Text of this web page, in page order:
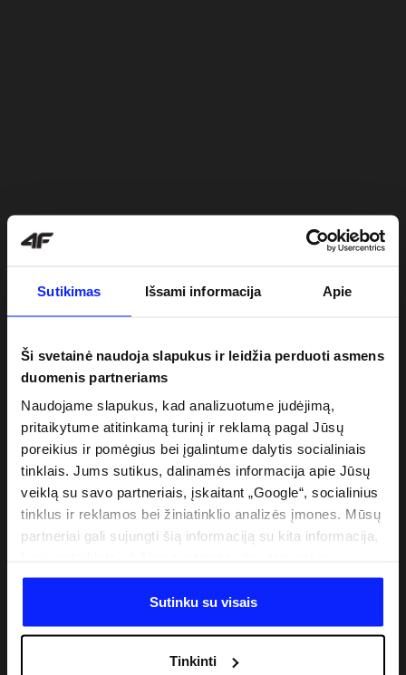
Sutikimas Išsami informacija Apie
Ši svetainė naudoja slapukus ir leidžia perduoti asmens
duomenis partneriams
Naudojame slapukus, kad analizuotume judėjimą,
pritaikytume atitinkamą turinį ir reklamą pagal Jūsų
poreikius ir pomėgius bei įgalintume dalytis socialiniais
tinklais. Jums sutikus, dalinamės informacija apie Jūsų
veiklą su savo partneriais, įskaitant „Google“, socialinius
tinklus ir reklamos bei žiniatinklio analizės įmones. Mūsų
partneriai gali sujungti šią informaciją su kita informacija,
duomenimis, kuriuos jie gauna, kai naudojatės jų
paslaugomis. Gavus Jūsų leidimą, mes galime perduoti
Jūsų asmeninę informaciją savo partneriams, siekdami
analitinius tyrimus, pritaikyti turinį ir tobulinti mūsų
Sutinku su visais
Tinkinti